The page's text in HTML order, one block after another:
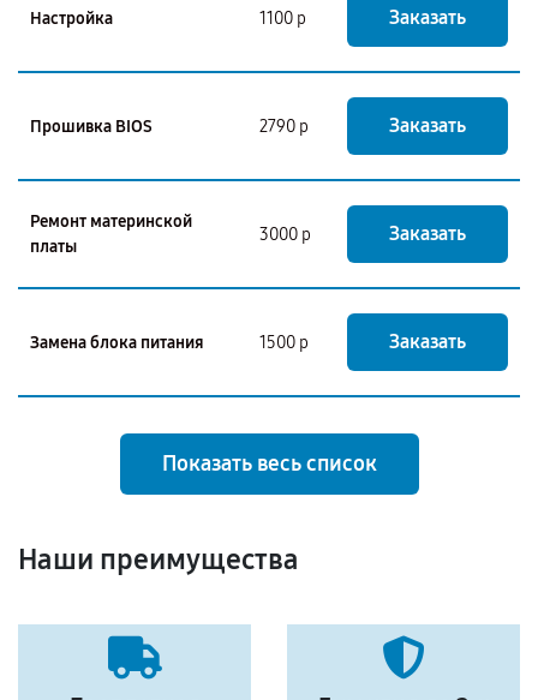
Настройка 1100 р Заказать
Прошивка BIOS 2790 р Заказать
Ремонт материнской
платы
3000 р Заказать
Замена блока питания 1500 р Заказать
Показать весь список
Наши преимущества